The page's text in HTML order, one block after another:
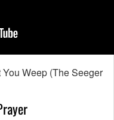
You Weep (The Seeger